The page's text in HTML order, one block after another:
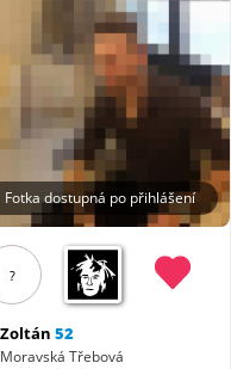
Fotka dostupná po přihlášení
?
Zoltán 52
Moravská Třebová